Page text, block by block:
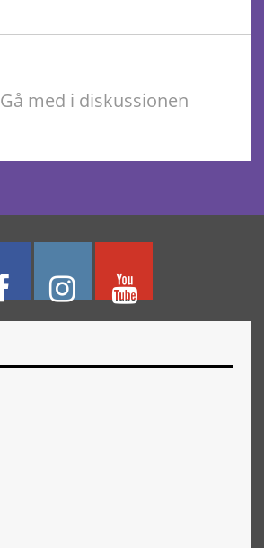
Gå med i diskussionen